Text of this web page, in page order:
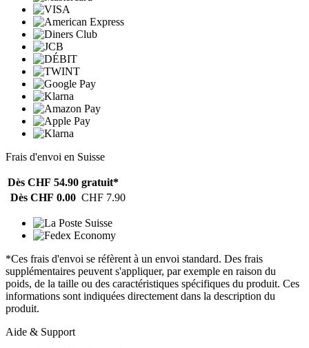
Frais d'envoi en Suisse
Dès CHF 54.90 gratuit*
Dès CHF 0.00 CHF 7.90
*Ces frais d'envoi se réfèrent à un envoi standard. Des frais
supplémentaires peuvent s'appliquer, par exemple en raison du
poids, de la taille ou des caractéristiques spécifiques du produit. Ces
informations sont indiquées directement dans la description du
produit.
Aide & Support